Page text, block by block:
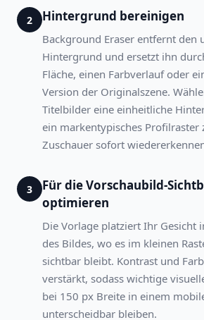
2 Hintergrund bereinigen
Background Eraser entfernt den
Hintergrund und ersetzt ihn
Fläche, einen Farbverlauf oder
Version der Originalszene.
Titelbilder eine einheitliche
ein markentypisches Profilraster
Zuschauer sofort
3
Für die Vorschaubild-
optimieren
Die Vorlage platziert Ihr Gesicht
des Bildes, wo es im kleinen
sichtbar bleibt. Kontrast und
verstärkt, sodass wichtige
bei 150 px Breite in einem
unterscheidbar bleiben.